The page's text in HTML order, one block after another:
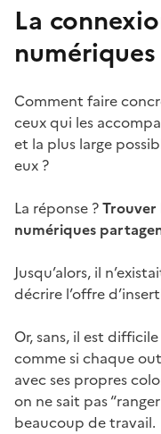
La
numériques
Comment faire
ceux qui les
et la plus large
eux ?
La réponse ?Trouver
numériques
Jusqu’alors, il
décrire l’offre
Or, sans, il est
comme si chaque
avec ses propres
on ne sait pas
beaucoup de travail.